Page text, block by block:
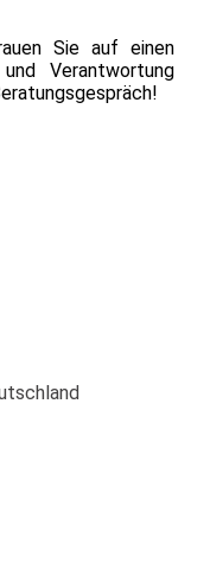
Sie auf einen
Verantwortung